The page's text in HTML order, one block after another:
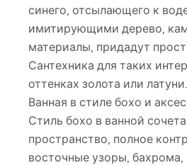
синего, отсылающего к
имитирующими дерево,
материалы, придадут
Сантехника для таких
оттенках золота или латуни.
Ванная в стиле бохо и
Стиль бохо в ванной
пространство, полное
восточные узоры,